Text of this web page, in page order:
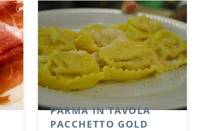
PARMA IN TAVOLA
PACCHETTO GOLD